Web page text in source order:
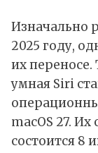
Изначально
2025 году,
их
умная Siri
macOS 27.
состоится 8